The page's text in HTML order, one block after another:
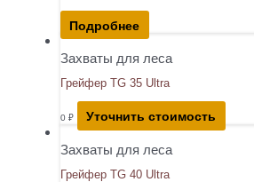
Подробнее
Захваты для леса
Грейфер TG 35 Ultra
0 ₽ Уточнить стоимость
Захваты для леса
Грейфер TG 40 Ultra